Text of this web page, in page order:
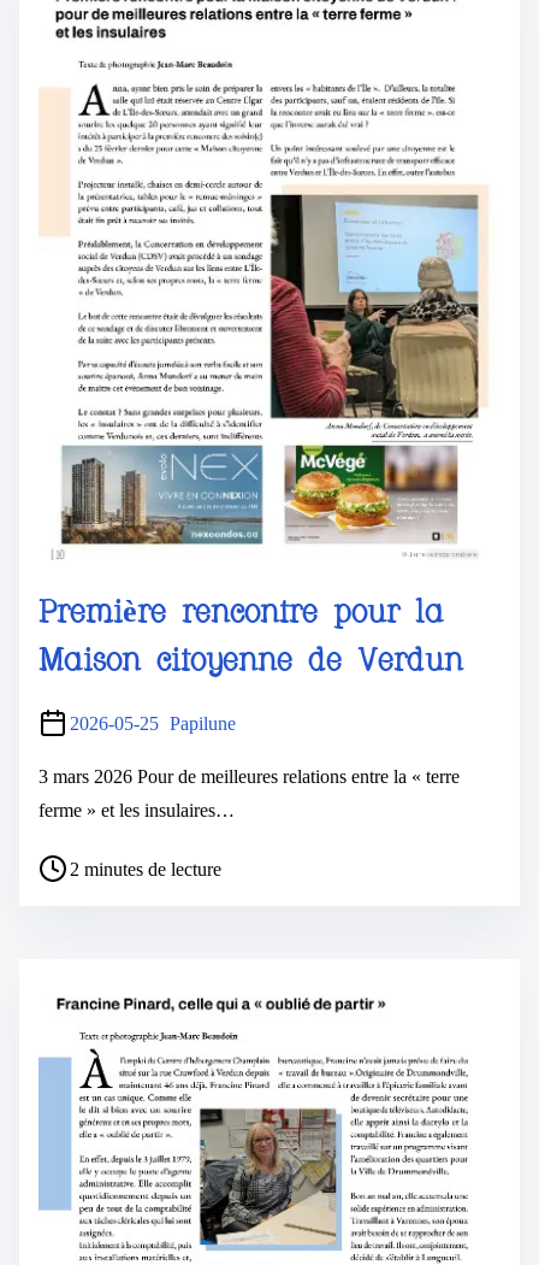
Première rencontre pour la
Maison citoyenne de Verdun
2026-05-25 Papilune
3 mars 2026 Pour de meilleures relations entre la « terre
ferme » et les insulaires…
2 minutes de lecture